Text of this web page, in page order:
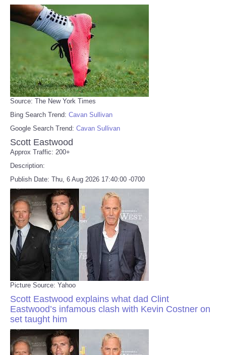
Source: The New York Times
Bing Search Trend: Cavan Sullivan
Google Search Trend: Cavan Sullivan
Scott Eastwood
Approx Traffic: 200+
Description:
Publish Date: Thu, 6 Aug 2026 17:40:00 -0700
Picture Source: Yahoo
Scott Eastwood explains what dad Clint
Eastwood’s infamous clash with Kevin Costner on
set taught him